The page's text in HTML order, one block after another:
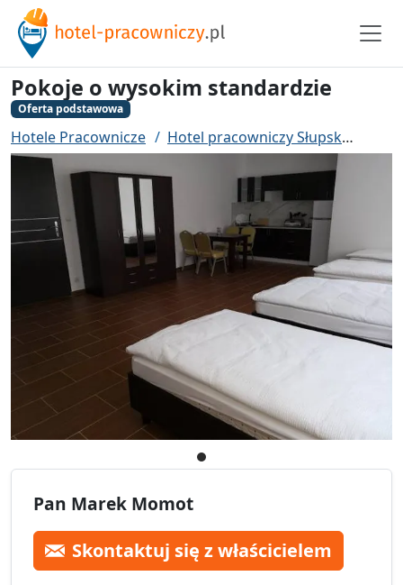
Pokoje o wysokim standardzie
Oferta podstawowa
Hotele Pracownicze Hotel pracowniczy Słupsk
Pan Marek Momot
Skontaktuj się z właścicielem